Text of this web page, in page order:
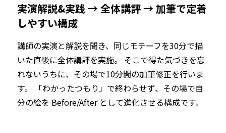
実演解説&実践 → 全体講評 → 加筆で定着
しやすい構成
講師の実演と解説を聞き、同じモチーフを30分で描
いた直後に全体講評を実施。 そこで得た気づきを忘
れないうちに、その場で10分間の加筆修正を行いま
す。 「わかったつもり」で終わらせず、その場で自
分の絵を Before/After として進化させる構成です。